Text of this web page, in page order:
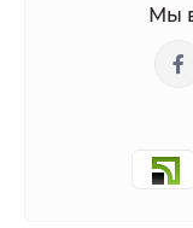
Мы